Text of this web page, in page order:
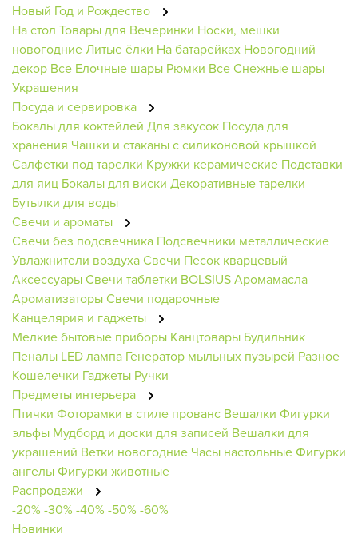
Новый Год и Рождество
На стол Товары для Вечеринки Носки, мешки
новогодниеЛитые ёлки На батарейках Новогодний
декор Все Елочные шары Рюмки Все Снежные шары
Украшения
Посуда и сервировка
Бокалы для коктейлей Для закусок Посуда для
хранения Чашки и стаканы с силиконовой крышкой
Салфетки под тарелки Кружки керамические Подставки
для яиц Бокалы для виски Декоративные тарелки
Бутылки для воды
Свечи и ароматы
Свечи без подсвечника Подсвечники металлические
Увлажнители воздухаСвечи Песок кварцевый
АксессуарыСвечи таблетки BOLSIUSАромамасла
АроматизаторыСвечи подарочные
Канцелярия и гаджеты
Мелкие бытовые приборы Канцтовары Будильник
Пеналы LED лампа Генератор мыльных пузырей Разное
Кошелечки Гаджеты Ручки
Предметы интерьера
Птички Фоторамки в стиле прованс Вешалки Фигурки
эльфы Мудборд и доски для записей Вешалки для
украшений Ветки новогодние Часы настольныеФигурки
ангелыФигурки животные
Распродажи
-20%-30%-40%-50%-60%
Новинки